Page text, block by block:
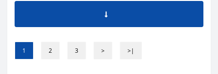
1 2 3 > >|